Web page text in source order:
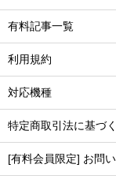
有料記事一覧
利用規約
対応機種
特定商取引法に基づ
[有料会員限定] お問